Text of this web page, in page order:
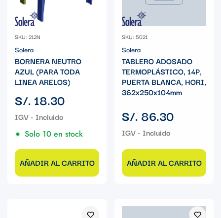
SKU: 212N
Solera
BORNERA NEUTRO
AZUL (PARA TODA
LINEA ARELOS)
Precio
regular
S/. 18.30
Solo 10 en stock
AÑADIR AL CARRITO
SKU: 5021
Solera
TABLERO ADOSADO
TERMOPLÁSTICO, 14P,
PUERTA BLANCA, HORI,
362x250x104mm
Precio
regular
S/. 86.30
AÑADIR AL CARRITO